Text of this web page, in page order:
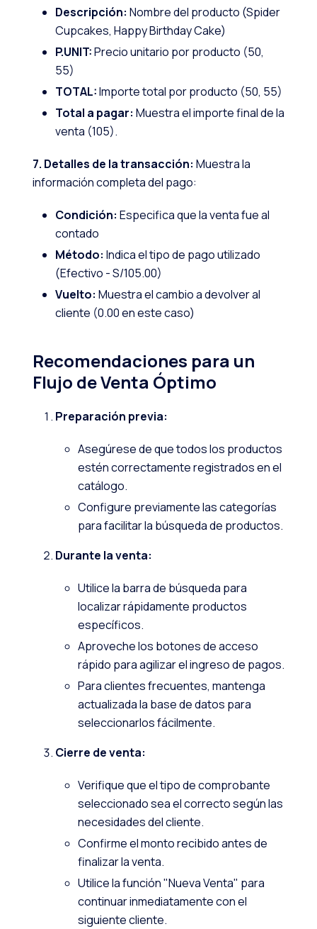
Descripción: Nombre del producto (Spider
Cupcakes, Happy Birthday Cake)
P.UNIT:Precio unitario por producto (50,
55)
TOTAL:Importe total por producto (50, 55)
Total a pagar: Muestra el importe final de la
venta (105).
7. Detalles de la transacción: Muestra la
información completa del pago:
Condición: Especifica que la venta fue al
contado
Método: Indica el tipo de pago utilizado
(Efectivo - S/105.00)
Vuelto: Muestra el cambio a devolver al
cliente (0.00 en este caso)
Recomendaciones para un
Flujo de Venta Óptimo
Preparación previa:
Asegúrese de que todos los productos
estén correctamente registrados en el
catálogo.
Configure previamente las categorías
para facilitar la búsqueda de productos.
Durante la venta:
Utilice la barra de búsqueda para
localizar rápidamente productos
específicos.
Aproveche los botones de acceso
rápido para agilizar el ingreso de pagos.
Para clientes frecuentes, mantenga
actualizada la base de datos para
seleccionarlos fácilmente.
Cierre de venta:
Verifique que el tipo de comprobante
seleccionado sea el correcto según las
necesidades del cliente.
Confirme el monto recibido antes de
finalizar la venta.
Utilice la función "Nueva Venta" para
continuar inmediatamente con el
siguiente cliente.